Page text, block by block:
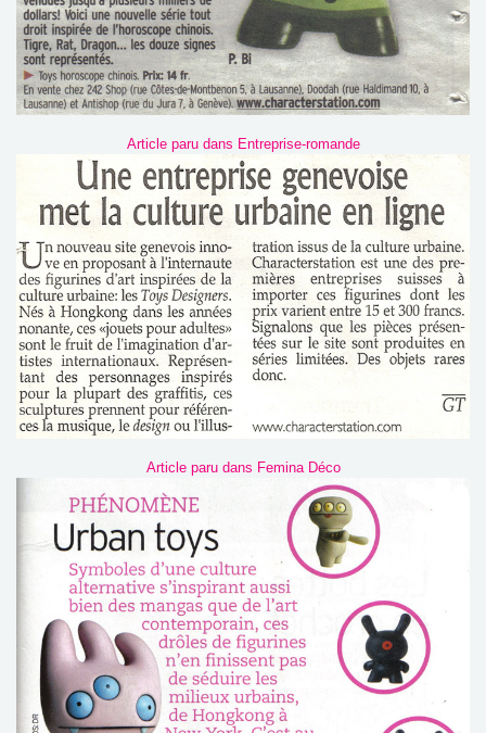
Article paru dans Entreprise-romande
Article paru dans Femina Déco